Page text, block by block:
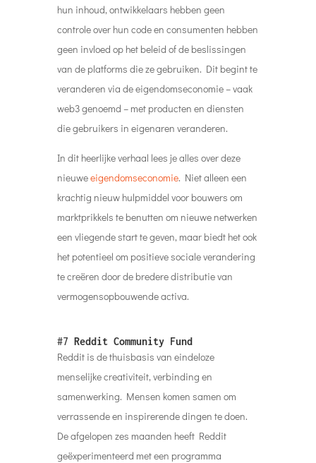
hun inhoud, ontwikkelaars hebben geen
controle over hun code en consumenten hebben
geen invloed op het beleid of de beslissingen
van de platforms die ze gebruiken. Dit begint te
veranderen via de eigendomseconomie – vaak
web3 genoemd – met producten en diensten
die gebruikers in eigenaren veranderen.
In dit heerlijke verhaal lees je alles over deze
nieuweeigendomseconomie. Niet alleen een
krachtig nieuw hulpmiddel voor bouwers om
marktprikkels te benutten om nieuwe netwerken
een vliegende start te geven, maar biedt het ook
het potentieel om positieve sociale verandering
te creëren door de bredere distributie van
vermogensopbouwende activa.
#7 Reddit Community Fund
Reddit is de thuisbasis van eindeloze
menselijke creativiteit, verbinding en
samenwerking. Mensen komen samen om
verrassende en inspirerende dingen te doen.
De afgelopen zes maanden heeft Reddit
geëxperimenteerd met een programma